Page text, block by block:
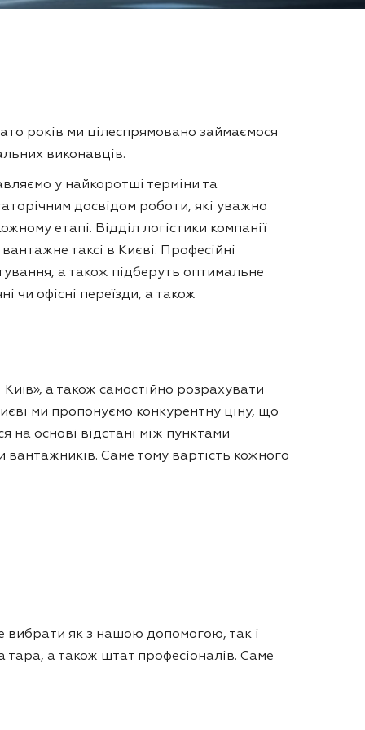
років ми цілеспрямовано займаємося
виконавців.
у найкоротші терміни та
досвідом роботи, які уважно
етапі. Відділ логістики компанії
таксі в Києві. Професійні
а також підберуть оптимальне
чи офісні переїзди, а також
а також самостійно розрахувати
ми пропонуємо конкурентну ціну, що
основі відстані між пунктами
Саме тому вартість кожного
вибрати як з нашою допомогою, так і
а також штат професіоналів. Саме